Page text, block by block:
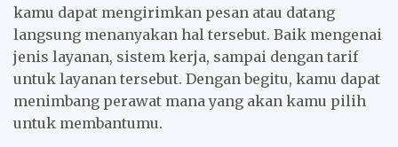
kamu dapat mengirimkan pesan atau datang
langsung menanyakan hal tersebut. Baik mengenai
jenis layanan, sistem kerja, sampai dengan tarif
untuk layanan tersebut. Dengan begitu, kamu dapat
menimbang perawat mana yang akan kamu pilih
untuk membantumu.